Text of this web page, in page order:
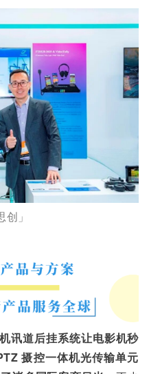
创」
讯道后挂系统让电影机秒
摄控一体机光传输单元